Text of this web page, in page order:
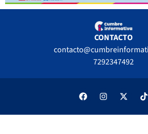
CONTACTO
7292347492